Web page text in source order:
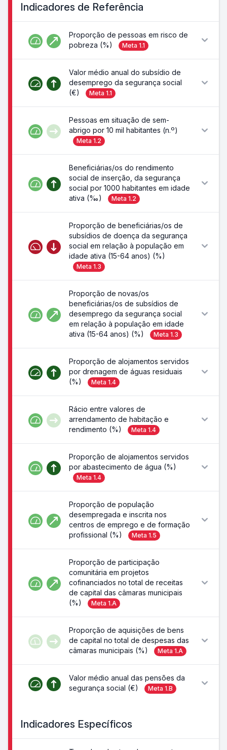
Indicadores de Referência
Proporção de pessoas em risco de
pobreza (%)
Meta 1.1
Valor médio anual do subsídio de
desemprego da segurança social
(€)
Meta 1.1
Pessoas em situação de sem-
abrigo por 10 mil habitantes (n.º)
Meta 1.2
Beneficiárias/os do rendimento
social de inserção, da segurança
social por 1000 habitantes em idade
ativa (‰)
Meta 1.2
Proporção de beneficiárias/os de
subsídios de doença da segurança
social em relação à população em
idade ativa (15-64 anos) (%)
Meta 1.3
Proporção de novas/os
beneficiárias/os de subsídios de
desemprego da segurança social
em relação à população em idade
ativa (15-64 anos) (%)
Meta 1.3
Proporção de alojamentos servidos
por drenagem de águas residuais
(%)
Meta 1.4
Rácio entre valores de
arrendamento de habitação e
rendimento (%)
Meta 1.4
Proporção de alojamentos servidos
por abastecimento de água (%)
Meta 1.4
Proporção de população
desempregada e inscrita nos
centros de emprego e de formação
profissional (%)
Meta 1.5
Proporção de participação
comunitária em projetos
cofinanciados no total de receitas
de capital das câmaras municipais
(%)
Meta 1.A
Proporção de aquisições de bens
de capital no total de despesas das
câmaras municipais (%)
Meta 1.A
Valor médio anual das pensões da
segurança social (€)
Meta 1.B
Indicadores Específicos